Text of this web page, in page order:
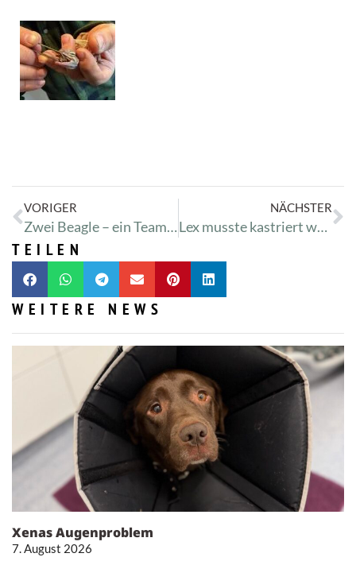
VORIGER
Zwei Beagle – ein Team wie aus dem Bilderbuch
NÄCHSTER
Lex musste kastriert werden
TEILEN
WEITERE NEWS
Xenas Augenproblem
7. August 2026